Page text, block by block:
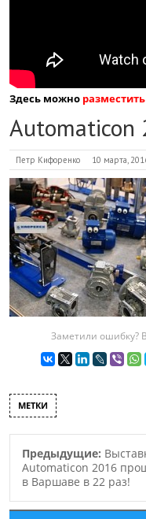
Здесь можно
Automaticon
Петр Кифоренко 10 марта,
Заметили ошибку?
МЕТКИ
Предыдущие:
Automaticon 2016
в Варшаве в 22 раз!